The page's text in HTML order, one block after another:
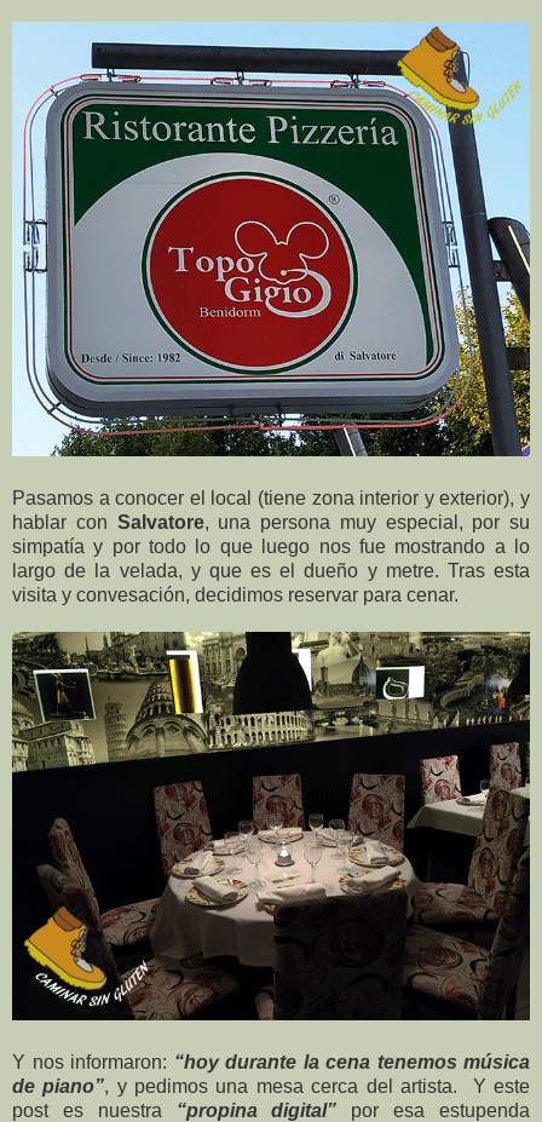
Pasamos a conocer el local (tiene zona interior y exterior), y
hablar con Salvatore, una persona muy especial, por su
simpatía y por todo lo que luego nos fue mostrando a lo
largo de la velada, y que es el dueño y metre. Tras esta
visita y convesación, decidimos reservar para cenar.
Y nos informaron: “hoy durante la cena tenemos música
de piano”, y pedimos una mesa cerca del artista. Y este
post es nuestra “propina digital” por esa estupenda